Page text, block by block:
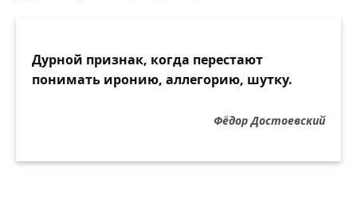
Дурной признак, когда перестают
понимать иронию, аллегорию, шутку.
Фёдор Достоевский